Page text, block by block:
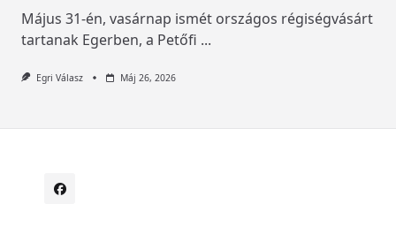
Május 31-én, vasárnap ismét országos régiségvásárt
tartanak Egerben, a Petőfi ...
Egri Válasz Máj 26, 2026